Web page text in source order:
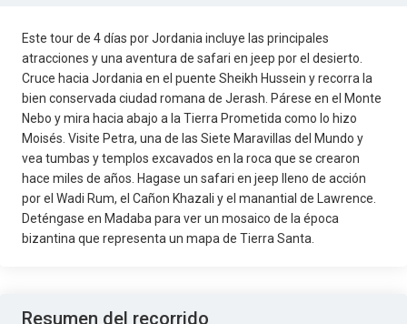
Este tour de 4 días por Jordania incluye las principales
atracciones y una aventura de safari en jeep por el desierto.
Cruce hacia Jordania en el puente Sheikh Hussein y recorra la
bien conservada ciudad romana de Jerash. Párese en el Monte
Nebo y mira hacia abajo a la Tierra Prometida como lo hizo
Moisés. Visite Petra, una de las Siete Maravillas del Mundo y
vea tumbas y templos excavados en la roca que se crearon
hace miles de años. Hagase un safari en jeep lleno de acción
por el Wadi Rum, el Cañon Khazali y el manantial de Lawrence.
Deténgase en Madaba para ver un mosaico de la época
bizantina que representa un mapa de Tierra Santa.
Resumen del recorrido